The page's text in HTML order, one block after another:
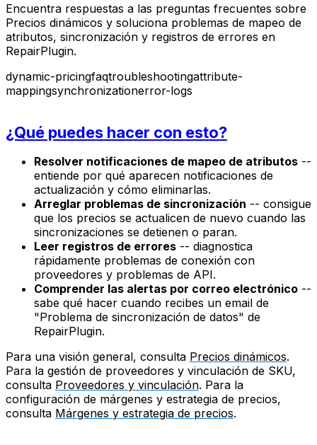
Encuentra respuestas a las preguntas frecuentes sobre
Precios dinámicos y soluciona problemas de mapeo de
atributos, sincronización y registros de errores en
RepairPlugin.
dynamic-pricingfaqtroubleshootingattribute-
mappingsynchronizationerror-logs
¿Qué puedes hacer con esto?
Resolver notificaciones de mapeo de atributos --
entiende por qué aparecen notificaciones de
actualización y cómo eliminarlas.
Arreglar problemas de sincronización -- consigue
que los precios se actualicen de nuevo cuando las
sincronizaciones se detienen o paran.
Leer registros de errores -- diagnostica
rápidamente problemas de conexión con
proveedores y problemas de API.
Comprender las alertas por correo electrónico --
sabe qué hacer cuando recibes un email de
"Problema de sincronización de datos" de
RepairPlugin.
Para una visión general, consulta Precios dinámicos.
Para la gestión de proveedores y vinculación de SKU,
consulta Proveedores y vinculación. Para la
configuración de márgenes y estrategia de precios,
consulta Márgenes y estrategia de precios.